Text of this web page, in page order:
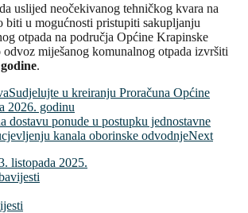
uslijed neočekivanog tehničkog kvara na
biti u mogućnosti pristupiti sakupljanju
otpada na područja Općine Krapinske
odvoz miješanog komunalnog otpada izvršiti
.
Sudjelujte u kreiranju Proračuna Općine
2026. godinu
dostavu ponude u postupku jednostavne
kanala oborinske odvodnjeNext
listopada 2025.